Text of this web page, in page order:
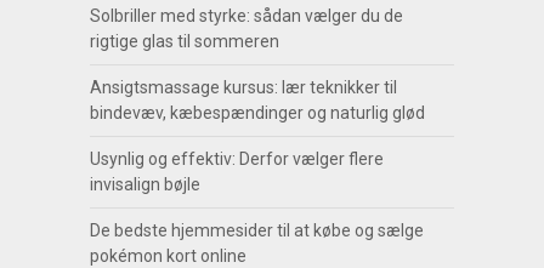
Solbriller med styrke: sådan vælger du de
rigtige glas til sommeren
Ansigtsmassage kursus: lær teknikker til
bindevæv, kæbespændinger og naturlig glød
Usynlig og effektiv: Derfor vælger flere
invisalign bøjle
De bedste hjemmesider til at købe og sælge
pokémon kort online